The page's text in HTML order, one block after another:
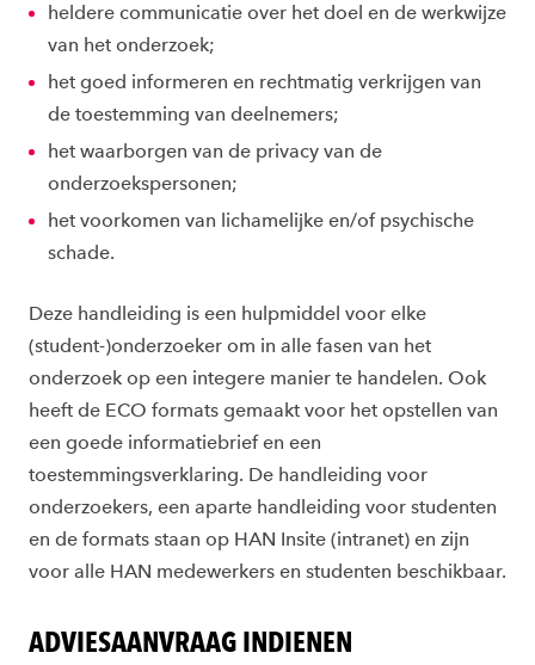
heldere communicatie over het doel en de werkwijze
van het onderzoek;
het goed informeren en rechtmatig verkrijgen van
de toestemming van deelnemers;
het waarborgen van de privacy van de
onderzoekspersonen;
het voorkomen van lichamelijke en/of psychische
schade.
Deze handleiding is een hulpmiddel voor elke
(student-)onderzoeker om in alle fasen van het
onderzoek op een integere manier te handelen. Ook
heeft de ECO formats gemaakt voor het opstellen van
een goede informatiebrief en een
toestemmingsverklaring. De handleiding voor
onderzoekers, een aparte handleiding voor studenten
en de formats staan op HAN Insite (intranet) en zijn
voor alle HAN medewerkers en studenten beschikbaar.
ADVIESAANVRAAG INDIENEN